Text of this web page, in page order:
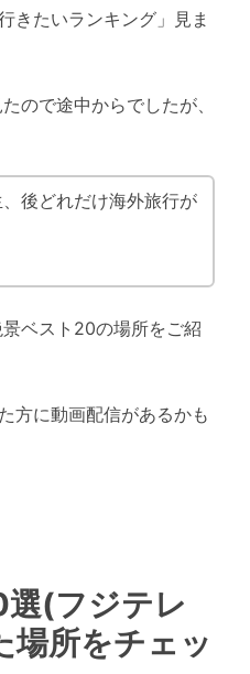
きたいランキング」見ま
ので途中からでしたが、
後どれだけ海外旅行が
ベスト20の場所をご紹
方に動画配信があるかも
(フジテレ
場所をチェッ